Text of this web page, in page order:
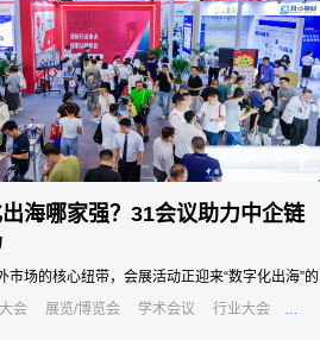
海哪家强？31会议助力中企链
市场的核心纽带，会展活动正迎来“数字化出海”的
线下办展模式受限于多语言壁垒、跨时区协
题，难以满足国际化运营需求。
会 展览/博览会 学术会议
行业大会